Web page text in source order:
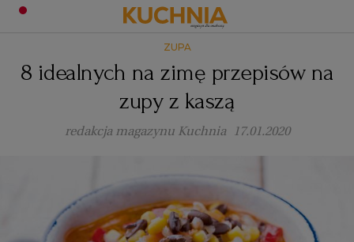
ŚNIADANIA
KOLACJE
OKAZJE
BOŻE NARODZENIE
KUCHNIA WŁOSKA
DANIA SEZONOWE
Zaloguj się
ZUPA
8 idealnych na zimę przepisów na
zupy z kaszą
redakcja magazynu Kuchnia 17.01.2020